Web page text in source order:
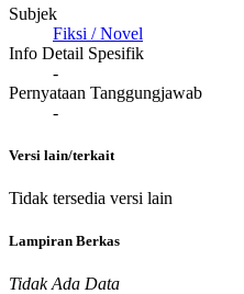
Subjek
Fiksi / Novel
Info Detail Spesifik
-
Pernyataan Tanggungjawab
-
Versi lain/terkait
Tidak tersedia versi lain
Lampiran Berkas
Tidak Ada Data